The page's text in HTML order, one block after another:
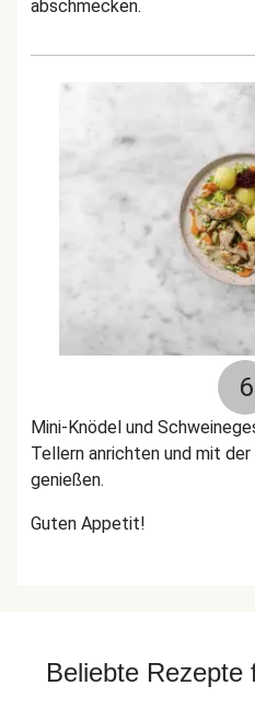
abschmecken.
6
Mini-Knödel und
Tellern anrichten und mit
genießen.
Guten Appetit!
Beliebte Rezepte